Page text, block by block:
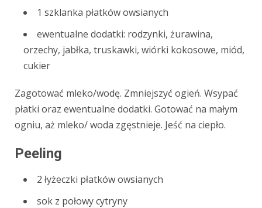
1 szklanka płatków owsianych
ewentualne dodatki: rodzynki, żurawina,
orzechy, jabłka, truskawki, wiórki kokosowe, miód,
cukier
Zagotować mleko/wodę. Zmniejszyć ogień. Wsypać
płatki oraz ewentualne dodatki. Gotować na małym
ogniu, aż mleko/ woda zgęstnieje. Jeść na ciepło.
Peeling
2 łyżeczki płatków owsianych
sok z połowy cytryny